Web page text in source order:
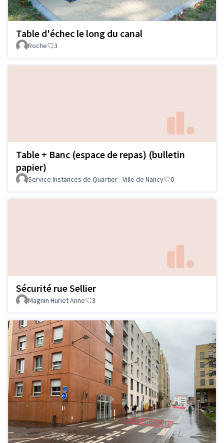
Table d'échec le long du canal
Roche 3
Table + Banc (espace de repas) (bulletin
papier)
Service Instances de Quartier - Ville de Nancy 0
Sécurité rue Sellier
Magnin Huriet Anne 3